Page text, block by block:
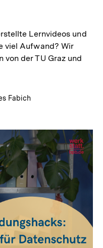
Lernvideos und
viel Aufwand? Wir
von der TU Graz und
Fabich